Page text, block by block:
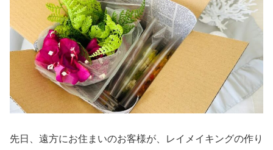
先日、遠方にお住まいのお客様が、レイメイキングの作り